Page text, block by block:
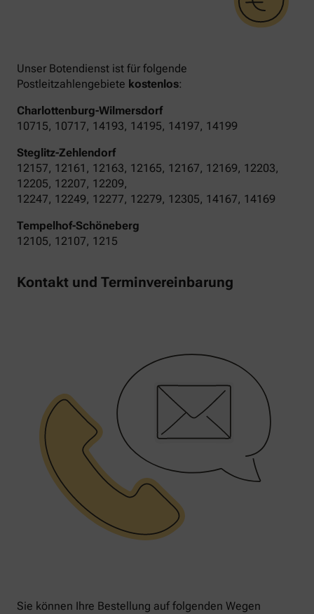
Unser Botendienst ist für folgende
Postleitzahlengebiete kostenlos:
Charlottenburg-Wilmersdorf
10715, 10717, 14193, 14195, 14197, 14199
Steglitz-Zehlendorf
12157, 12161, 12163, 12165, 12167, 12169, 12203,
12205, 12207, 12209,
12247, 12249, 12277, 12279, 12305, 14167, 14169
Tempelhof-Schöneberg
12105, 12107, 1215
Kontakt und Terminvereinbarung
Sie können Ihre Bestellung auf folgenden Wegen